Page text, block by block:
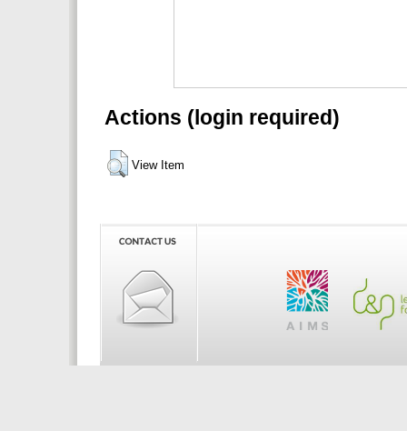
Actions (login required)
View Item